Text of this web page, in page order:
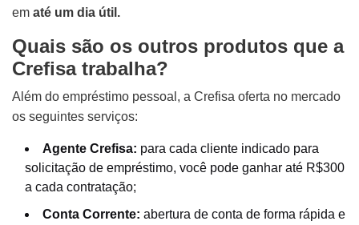
em até um dia útil.
Quais são os outros produtos que a
Crefisa trabalha?
Além do empréstimo pessoal, a Crefisa oferta no mercado
os seguintes serviços:
Agente Crefisa: para cada cliente indicado para
solicitação de empréstimo, você pode ganhar até R$300
a cada contratação;
Conta Corrente: abertura de conta de forma rápida e